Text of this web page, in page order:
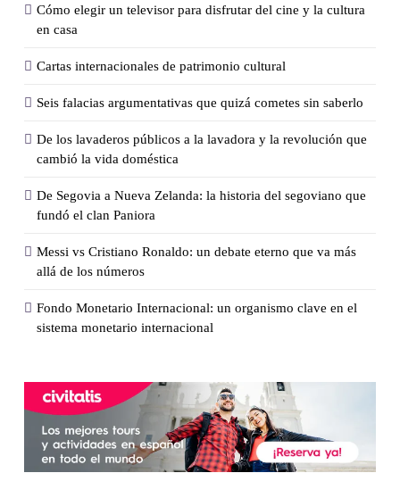
Cómo elegir un televisor para disfrutar del cine y la cultura
en casa
Cartas internacionales de patrimonio cultural
Seis falacias argumentativas que quizá cometes sin saberlo
De los lavaderos públicos a la lavadora y la revolución que
cambió la vida doméstica
De Segovia a Nueva Zelanda: la historia del segoviano que
fundó el clan Paniora
Messi vs Cristiano Ronaldo: un debate eterno que va más
allá de los números
Fondo Monetario Internacional: un organismo clave en el
sistema monetario internacional